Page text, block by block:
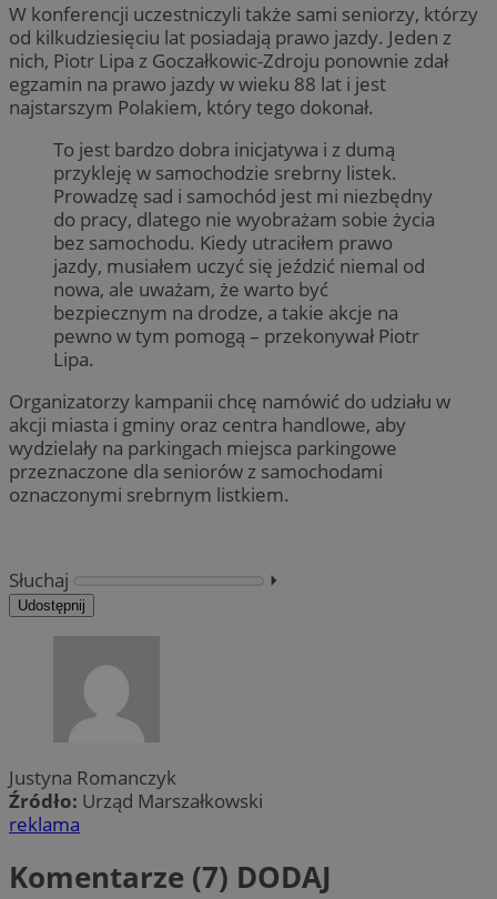
W konferencji uczestniczyli także sami seniorzy, którzy
od kilkudziesięciu lat posiadają prawo jazdy. Jeden z
nich, Piotr Lipa z Goczałkowic-Zdroju ponownie zdał
egzamin na prawo jazdy w wieku 88 lat i jest
najstarszym Polakiem, który tego dokonał.
To jest bardzo dobra inicjatywa i z dumą
przykleję w samochodzie srebrny listek.
Prowadzę sad i samochód jest mi niezbędny
do pracy, dlatego nie wyobrażam sobie życia
bez samochodu. Kiedy utraciłem prawo
jazdy, musiałem uczyć się jeździć niemal od
nowa, ale uważam, że warto być
bezpiecznym na drodze, a takie akcje na
pewno w tym pomogą – przekonywał Piotr
Lipa.
Organizatorzy kampanii chcę namówić do udziału w
akcji miasta i gminy oraz centra handlowe, aby
wydzielały na parkingach miejsca parkingowe
przeznaczone dla seniorów z samochodami
oznaczonymi srebrnym listkiem.
Słuchaj ⏵︎
Udostępnij
Justyna Romanczyk
Źródło: Urząd Marszałkowski
reklama
Komentarze (7) DODAJ